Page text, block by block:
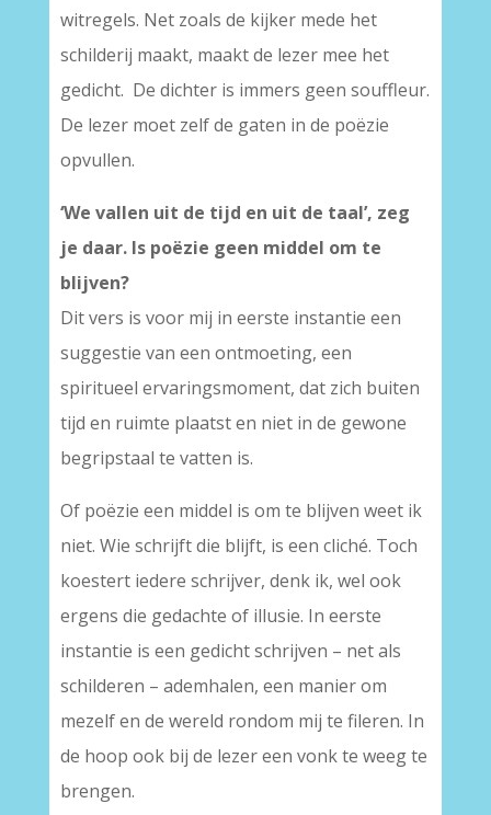
witregels. Net zoals de kijker mede het
schilderij maakt, maakt de lezer mee het
gedicht. De dichter is immers geen souffleur.
De lezer moet zelf de gaten in de poëzie
opvullen.
‘We vallen uit de tijd en uit de taal’, zeg
je daar. Is poëzie geen middel om te
blijven?
Dit vers is voor mij in eerste instantie een
suggestie van een ontmoeting, een
spiritueel ervaringsmoment, dat zich buiten
tijd en ruimte plaatst en niet in de gewone
begripstaal te vatten is.
Of poëzie een middel is om te blijven weet ik
niet. Wie schrijft die blijft, is een cliché. Toch
koestert iedere schrijver, denk ik, wel ook
ergens die gedachte of illusie. In eerste
instantie is een gedicht schrijven – net als
schilderen – ademhalen, een manier om
mezelf en de wereld rondom mij te fileren. In
de hoop ook bij de lezer een vonk te weeg te
brengen.